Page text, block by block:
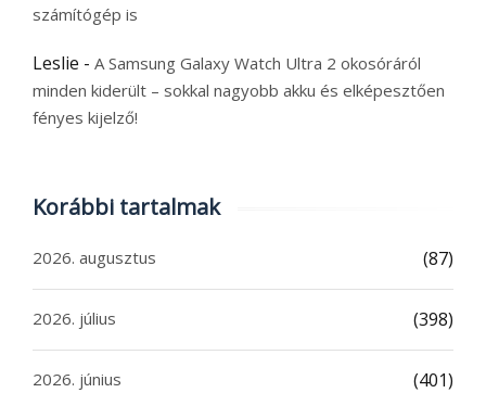
számítógép is
Leslie - A Samsung Galaxy Watch Ultra 2 okosóráról
minden kiderült – sokkal nagyobb akku és elképesztően
fényes kijelző!
Korábbi tartalmak
2026. augusztus (87)
2026. július (398)
2026. június (401)